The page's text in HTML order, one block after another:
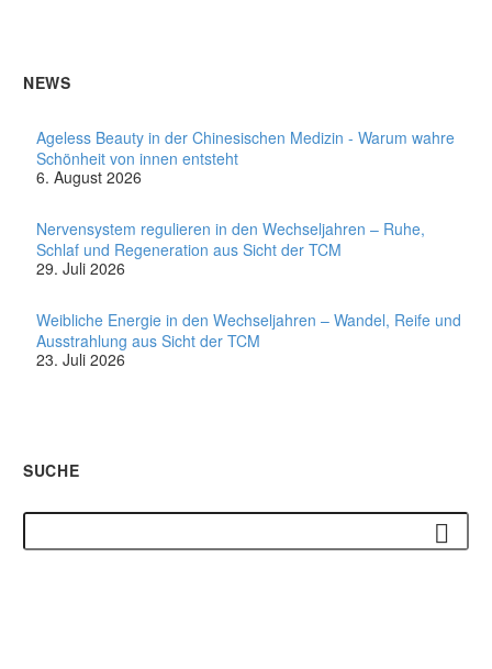
NEWS
Ageless Beauty in der Chinesischen Medizin - Warum wahre
Schönheit von innen entsteht
6. August 2026
Nervensystem regulieren in den Wechseljahren – Ruhe,
Schlaf und Regeneration aus Sicht der TCM
29. Juli 2026
Weibliche Energie in den Wechseljahren – Wandel, Reife und
Ausstrahlung aus Sicht der TCM
23. Juli 2026
SUCHE